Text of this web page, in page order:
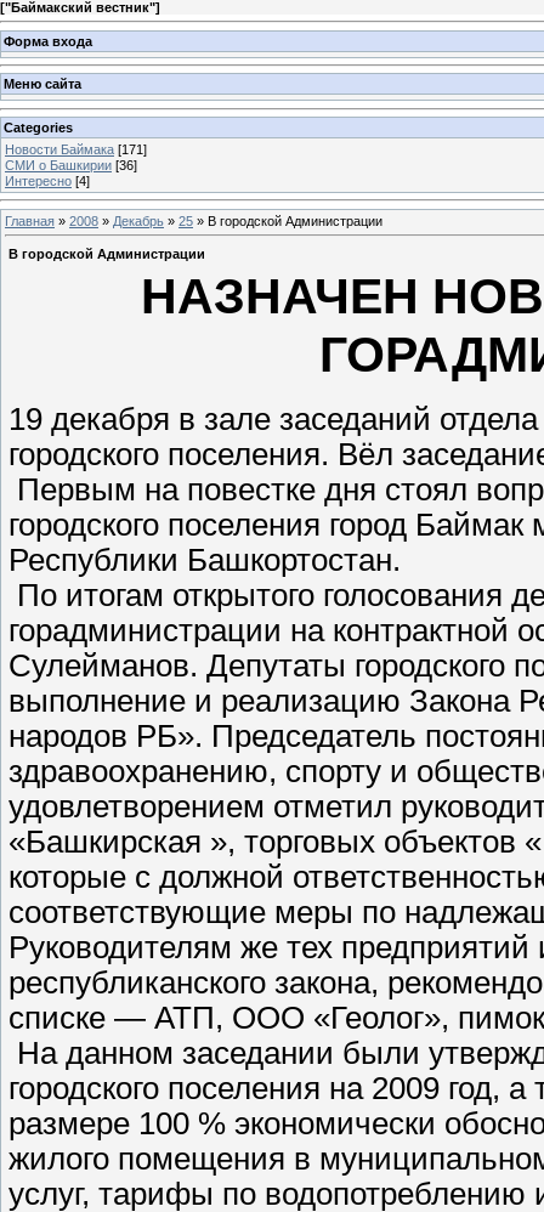
["Баймакский вестник"]
Форма входа
Меню сайта
Categories
Новости Баймака [171]
СМИ о Башкирии [36]
Интересно [4]
Главная » 2008 » Декабрь » 25 » В городской Администрации
В городской Администрации
НАЗНАЧЕН
19 декабря в зале заседаний
городского поселения. Вёл
Первым на повестке дня стоял
городского поселения город
Республики Башкортостан.
По итогам открытого голосования
горадминистрации на контрактной
Сулейманов. Депутаты городского
выполнение и реализацию Закона
народов РБ». Председатель
здравоохранению, спорту и
удовлетворением отметил
«Башкирская », торговых
которые с должной
соответствующие меры по
Руководителям же тех
республиканского закона,
списке — АТП, ООО «Геолог»,
На данном заседании были
городского поселения на 2009 год,
размере 100 % экономически
жилого помещения в
услуг, тарифы по